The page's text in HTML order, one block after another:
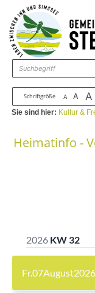
Zum Inhalt ,zur Navigation
Schriftgröße A A A
Sie sind hier: Kultur &
Heimatinfo -